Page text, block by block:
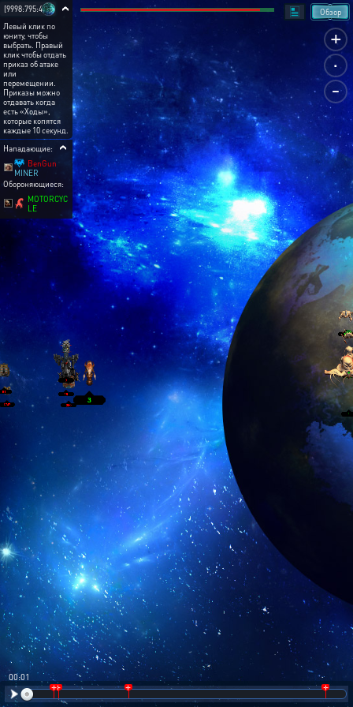
+
.
-
Обзор
[9998:795:4]
Левый клик по
юниту, чтобы
выбрать. Правый
клик чтобы отдать
приказ об атаке
или
перемещении.
Приказы можно
отдавать когда
есть «Ходы»,
которые копятся
каждые 10 секунд.
Нападающие:
BenGun
MINER
Обороняющиеся:
MOTORCYC
LE
00:02